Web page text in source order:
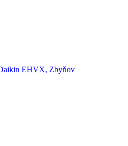
EHVX, Zbyňov